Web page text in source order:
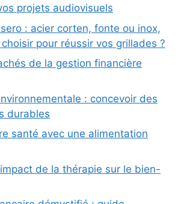
projets audiovisuels
: acier corten, fonte ou inox,
pour réussir vos grillades ?
de la gestion financière
: concevoir des
durables
santé avec une alimentation
de la thérapie sur le bien-